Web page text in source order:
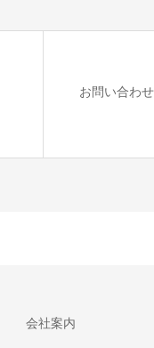
お問い合わ
会社案内